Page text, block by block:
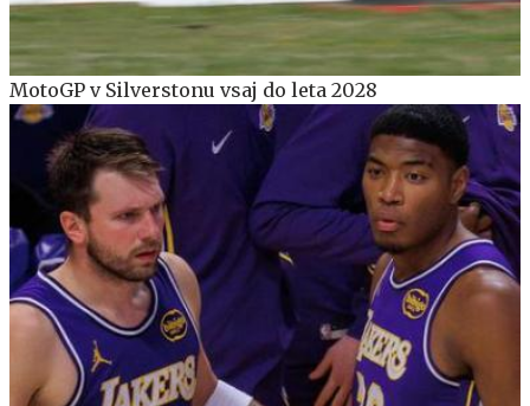
MotoGP v Silverstonu vsaj do leta 2028